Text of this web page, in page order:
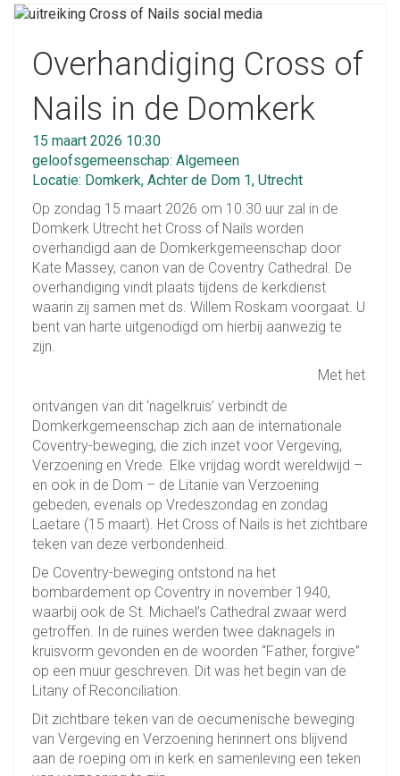
Overhandiging Cross of
Nails in de Domkerk
15 maart 2026 10:30
geloofsgemeenschap: Algemeen
Locatie: Domkerk, Achter de Dom 1, Utrecht
Op zondag 15 maart 2026 om 10.30 uur zal in de
Domkerk Utrecht het Cross of Nails worden
overhandigd aan de Domkerkgemeenschap door
Kate Massey, canon van de Coventry Cathedral. De
overhandiging vindt plaats tijdens de kerkdienst
waarin zij samen met ds. Willem Roskam voorgaat. U
bent van harte uitgenodigd om hierbij aanwezig te
zijn.
Met het
ontvangen van dit ‘nagelkruis’ verbindt de
Domkerkgemeenschap zich aan de internationale
Coventry-beweging, die zich inzet voor Vergeving,
Verzoening en Vrede. Elke vrijdag wordt wereldwijd –
en ook in de Dom – de Litanie van Verzoening
gebeden, evenals op Vredeszondag en zondag
Laetare (15 maart). Het Cross of Nails is het zichtbare
teken van deze verbondenheid.
De Coventry-beweging ontstond na het
bombardement op Coventry in november 1940,
waarbij ook de St. Michael’s Cathedral zwaar werd
getroffen. In de ruïnes werden twee daknagels in
kruisvorm gevonden en de woorden “Father, forgive”
op een muur geschreven. Dit was het begin van de
Litany of Reconciliation.
Dit zichtbare teken van de oecumenische beweging
van Vergeving en Verzoening herinnert ons blijvend
aan de roeping om in kerk en samenleving een teken